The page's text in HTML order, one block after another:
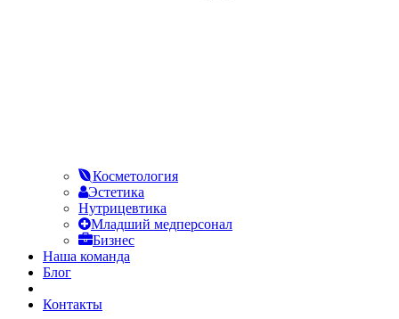
Косметология
Эстетика
Нутрицевтика
Младший медперсонал
Бизнес
Наша команда
Блог
Контакты